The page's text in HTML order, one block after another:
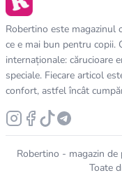
Robertino este magazinul
ce e mai bun pentru
internaționale: cărucioare
speciale. Fiecare articol
confort, astfel încât
Robertino - magazin
Toate